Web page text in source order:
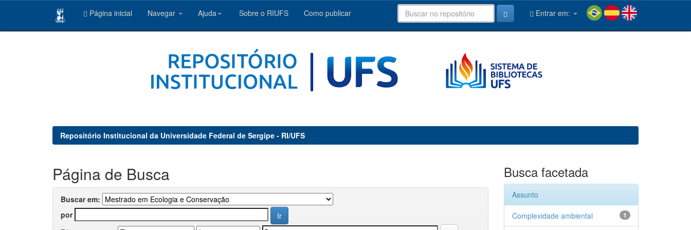
Página inicial Navegar Ajuda Sobre o RIUFS Como publicar Entrar em:
Repositório Institucional da Universidade Federal de Sergipe - RI/UFS
Página de Busca
Buscar em:
por
Busca facetada
Assunto
1
Complexidade ambiental